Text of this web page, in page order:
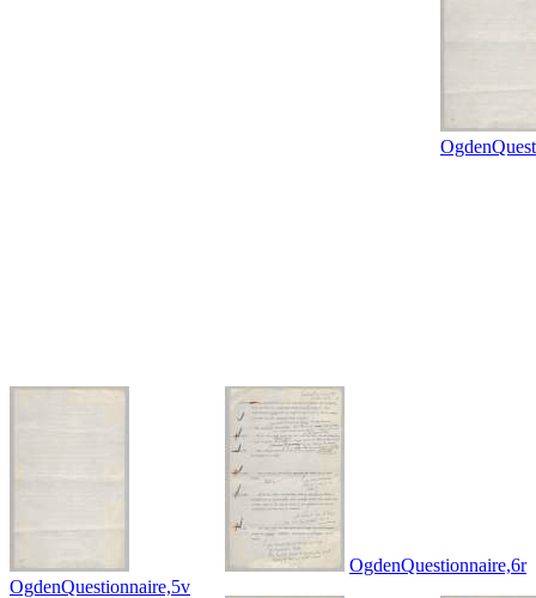
OgdenQuestionnaire,5v
OgdenQuestionnaire,6r